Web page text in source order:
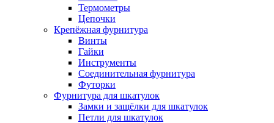
Термометры
Цепочки
Крепёжная фурнитура
Винты
Гайки
Инструменты
Соединительная фурнитура
Футорки
Фурнитура для шкатулок
Замки и защёлки для шкатулок
Петли для шкатулок